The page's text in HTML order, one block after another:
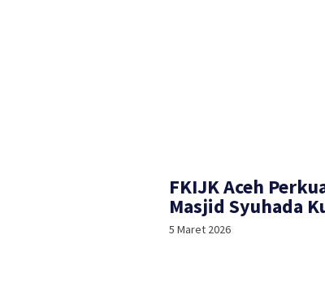
FKIJK Aceh
Masjid Syuhada
5 Maret 2026